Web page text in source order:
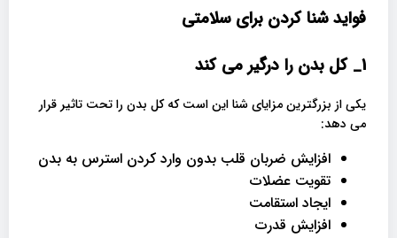
فواید شنا کردن برای سلامتی
1_ کل بدن را درگیر می کند
یکی از بزرگترین مزایای شنا این است که کل بدن را تحت تاثیر قرار
می دهد:
افزایش ضربان قلب بدون وارد کردن استرس به بدن
تقویت عضلات
ایجاد استقامت
افزایش قدرت